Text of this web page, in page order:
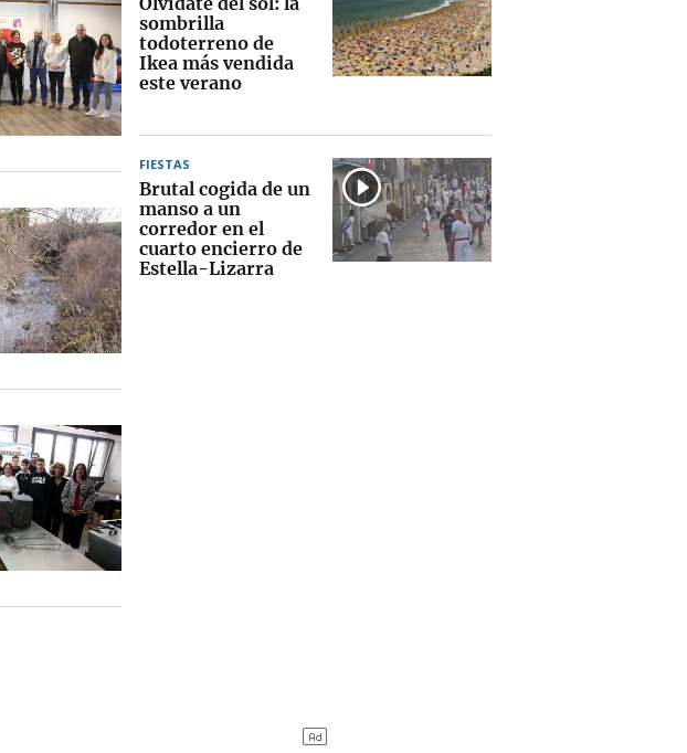
sombrilla
todoterreno de
Ikea más vendida
este verano
FIESTAS
Brutal cogida de un
manso a un
corredor en el
cuarto encierro de
Estella-Lizarra